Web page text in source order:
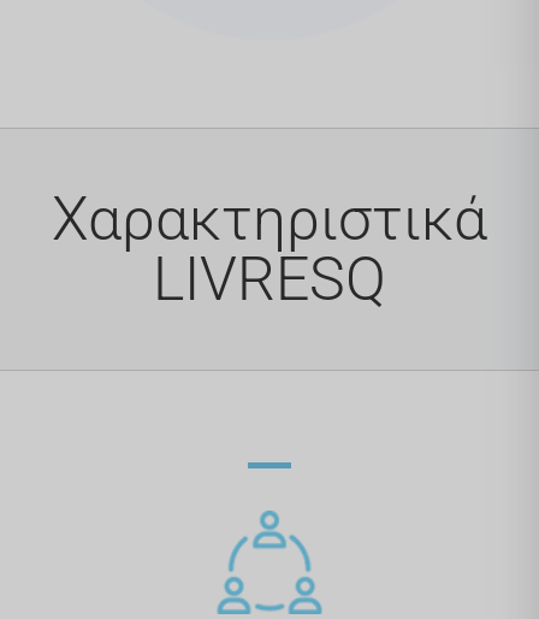
Χαρακτηριστικά
LIVRESQ